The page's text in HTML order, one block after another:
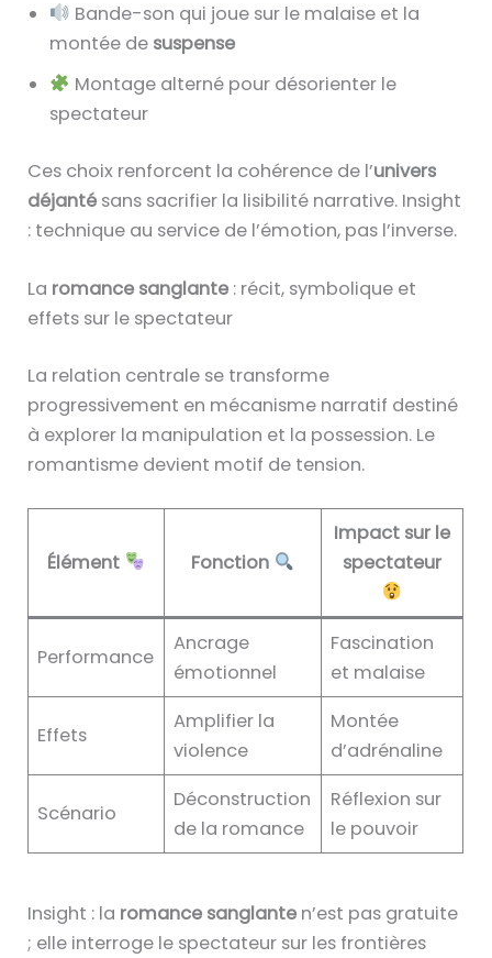
Bande-son qui joue sur le malaise et la
montée de suspense
Montage alterné pour désorienter le
spectateur
Ces choix renforcent la cohérence de l’univers
déjanté sans sacrifier la lisibilité narrative. Insight
: technique au service de l’émotion, pas l’inverse.
La romance sanglante : récit, symbolique et
effets sur le spectateur
La relation centrale se transforme
progressivement en mécanisme narratif destiné
à explorer la manipulation et la possession. Le
romantisme devient motif de tension.
Élément Fonction
Impact sur le
spectateur
Performance
Ancrage
émotionnel
Fascination
et malaise
Effets
Amplifier la
violence
Montée
d’adrénaline
Scénario
Déconstruction
de la romance
Réflexion sur
le pouvoir
Insight : la romance sanglante n’est pas gratuite
; elle interroge le spectateur sur les frontières